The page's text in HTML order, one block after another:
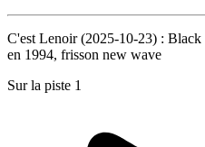
C'est Lenoir (2025-10-23) : Black
en 1994, frisson new wave
Sur la piste 1